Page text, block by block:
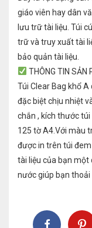
giáo viên hay dân
lưu trữ tài liệu. Túi
trữ và truy xuất tài
bảo quản tài liệu.
THÔNG TIN SẢN
Túi Clear Bag khổ
đặc biệt chịu nhiệt
chắn , kích thước
125 tờ A4.Với màu
được in trên túi
tài liệu của bạn một
nước giúp bạn thoải